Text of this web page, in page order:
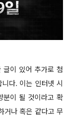
글이 있어 추가로 첨
다. 이는 인터넷 시
분이 될 것이라고 확
거나 혹은 같다고 무